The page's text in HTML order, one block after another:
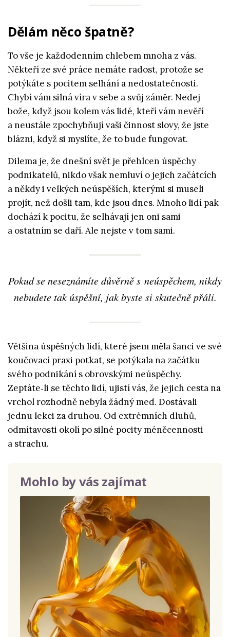
Dělám něco špatně?
To vše je každodenním chlebem mnoha z vás.
Někteří ze své práce nemáte radost, protože se
potýkáte s pocitem selhání a nedostatečnosti.
Chybí vám silná víra v sebe a svůj záměr. Nedej
bože, když jsou kolem vás lidé, kteří vám nevěří
a neustále zpochybňují vaši činnost slovy, že jste
blázni, když si myslíte, že to bude fungovat.
Dilema je, že dnešní svět je přehlcen úspěchy
podnikatelů, nikdo však nemluví o jejich začátcích
a někdy i velkých neúspěších, kterými si museli
projít, než došli tam, kde jsou dnes. Mnoho lidí pak
dochází k pocitu, že selhávají jen oni sami
a ostatním se daří. Ale nejste v tom sami.
Pokud se neseznámíte důvěrně s neúspěchem, nikdy
nebudete tak úspěšní, jak byste si skutečně přáli.
Většina úspěšných lidí, které jsem měla šanci ve své
koučovací praxi potkat, se potýkala na začátku
svého podnikání s obrovskými neúspěchy.
Zeptáte‑li se těchto lidí, ujistí vás, že jejich cesta na
vrchol rozhodně nebyla žádný med. Dostávali
jednu lekci za druhou. Od extrémních dluhů,
odmítavosti okolí po silné pocity méněcennosti
a strachu.
Mohlo by vás zajímat